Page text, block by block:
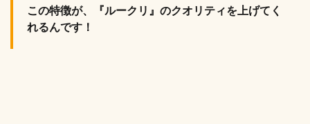
この特徴が、『ルークリ』のクオリティを上げてく
れるんです！